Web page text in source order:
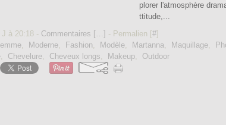
plorer l'atmosphère
ttitude,...
J à 20:18 - Commentaires [ …] - Permalien [#]
, Moderne, Fashion, Modèle, Martanna, Maquillage,
, Chevelure, Cheveux longs, Makeup, Outdoor